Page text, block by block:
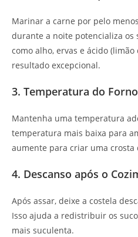
Marinar a carne por pelo
durante a noite potencializa os
como alho, ervas e ácido
resultado excepcional.
3. Temperatura do Forno
Mantenha uma temperatura
temperatura mais baixa para
aumente para criar uma crosta
4. Descanso após o
Após assar, deixe a costela
Isso ajuda a redistribuir os
mais suculenta.